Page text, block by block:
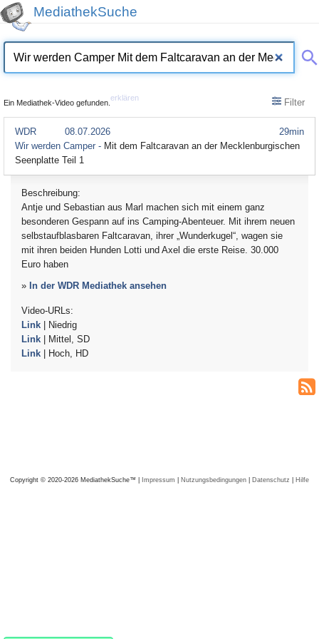
MediathekSuche
Ein Mediathek-Video gefunden.
erklären Filter
29min
WDR
08.07.2026
Wir werden Camper - Mit dem Faltcaravan an der Mecklenburgischen
Seenplatte Teil 1
Beschreibung:
Antje und Sebastian aus Marl machen sich mit einem ganz
besonderen Gespann auf ins Camping-Abenteuer. Mit ihrem neuen
selbstaufblasbaren Faltcaravan, ihrer „Wunderkugel“, wagen sie
mit ihren beiden Hunden Lotti und Axel die erste Reise. 30.000
Euro haben
» In der WDR Mediathek ansehen
Video-URLs:
Link | Niedrig
Link | Mittel, SD
Link | Hoch, HD
Copyright © 2020-2026 MediathekSuche™ | Impressum | Nutzungsbedingungen | Datenschutz | Hilfe